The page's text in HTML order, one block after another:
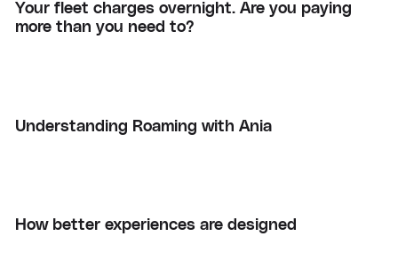
Your fleet charges overnight. Are you paying
more than you need to?
Understanding Roaming with Ania
How better experiences are designed